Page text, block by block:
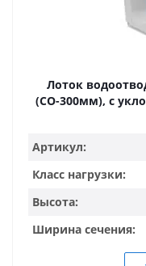
Лоток
(СО-300мм), с
Артикул:
Класс нагрузки:
Высота:
Ширина сечения: